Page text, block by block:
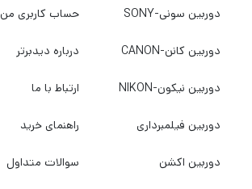
دوربین سونی-SONY
دوربین کانن-CANON
دوربین نیکون-NIKON
دوربین فیلمبرداری
دوربین اکشن
حساب کاربری من
درباره دیدبرتر
ارتباط با ما
راهنمای خرید
سوالات متداول